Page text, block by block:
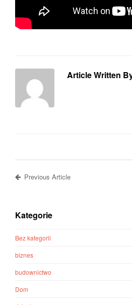
Article Written
Previous Article
Kategorie
Bez kategorii
biznes
budownictwo
Dom